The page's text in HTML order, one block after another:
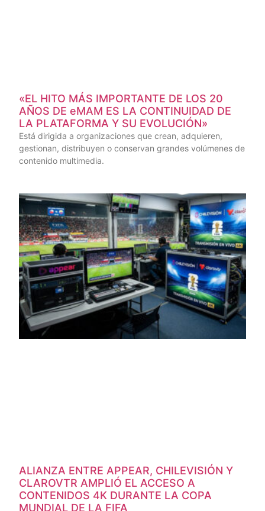
«EL HITO MÁS IMPORTANTE DE LOS 20
AÑOS DE eMAM ES LA CONTINUIDAD DE
LA PLATAFORMA Y SU EVOLUCIÓN»
Está dirigida a organizaciones que crean, adquieren,
gestionan, distribuyen o conservan grandes volúmenes de
contenido multimedia.
ALIANZA ENTRE APPEAR, CHILEVISIÓN Y
CLAROVTR AMPLIÓ EL ACCESO A
CONTENIDOS 4K DURANTE LA COPA
MUNDIAL DE LA FIFA